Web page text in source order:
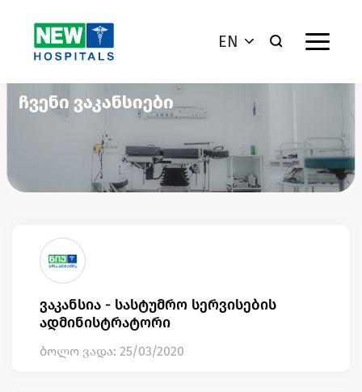
EN
ჩვენი ვაკანსიები
ვაკანსია - სასტუმრო სერვისების
ადმინისტრატორი
ბოლო ვადა: 25/03/2020